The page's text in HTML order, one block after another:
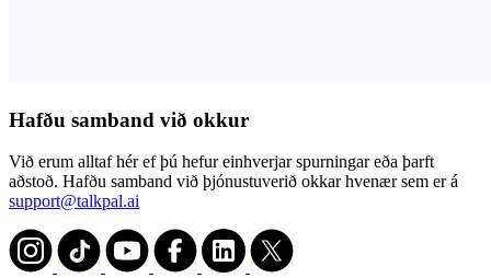
Hafðu samband við okkur
Við erum alltaf hér ef þú hefur einhverjar spurningar eða þarft
aðstoð. Hafðu samband við þjónustuverið okkar hvenær sem er á
support@talkpal.ai